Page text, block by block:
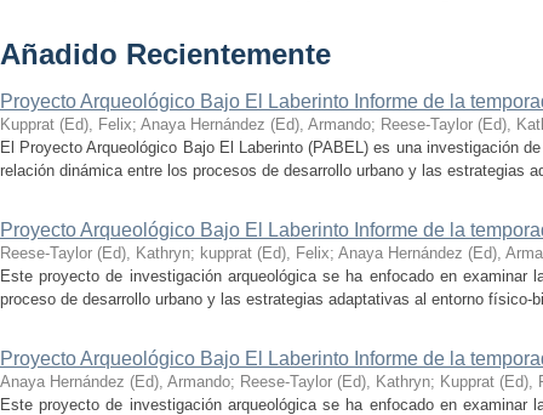
Añadido Recientemente
Proyecto Arqueológico Bajo El Laberinto Informe de la
Kupprat (Ed), Felix; Anaya Hernández (Ed), Armando; Reese-Taylor (Ed),
El Proyecto Arqueológico Bajo El Laberinto (PABEL) es una investigación
relación dinámica entre los procesos de desarrollo urbano y las estrategias
Proyecto Arqueológico Bajo El Laberinto Informe de la
Reese-Taylor (Ed), Kathryn; kupprat (Ed), Felix; Anaya Hernández (Ed),
Este proyecto de investigación arqueológica se ha enfocado en examinar
proceso de desarrollo urbano y las estrategias adaptativas al entorno físico-
Proyecto Arqueológico Bajo El Laberinto Informe de la
Anaya Hernández (Ed), Armando; Reese-Taylor (Ed), Kathryn; Kupprat (Ed),
Este proyecto de investigación arqueológica se ha enfocado en examinar